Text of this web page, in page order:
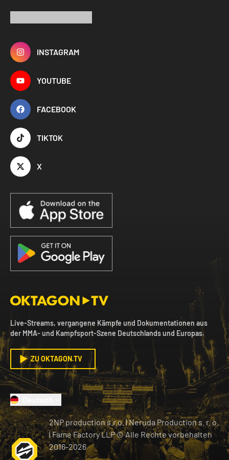
INSTAGRAM
YOUTUBE
FACEBOOK
TIKTOK
X
Live-Streams, vergangene Kämpfe und Dokumentationen aus
der MMA- und Kampfsport-Szene Deutschlands und Europas.
ZU OKTAGON.TV
2NP production s.r.o.|Neruda Production s. r. o.
| Fame Factory LLP © Alle Rechte vorbehalten
2016-2026